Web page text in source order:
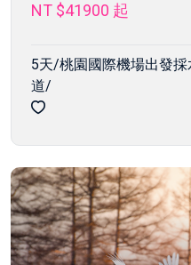
NT $41900 起
5天/桃園國際機場出發
道/